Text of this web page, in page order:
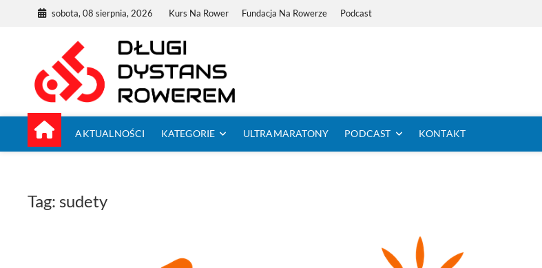
sobota, 08 sierpnia, 2026 Kurs Na Rower Fundacja Na Rowerze Podcast
AKTUALNOŚCI KATEGORIE ULTRAMARATONY PODCAST KONTAKT
Tag: sudety